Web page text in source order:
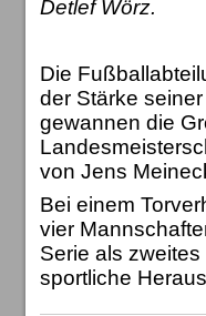
Detlef Wörz.
Die
der Stärke
gewannen die
von Jens
Bei einem
vier
Serie als
sportliche